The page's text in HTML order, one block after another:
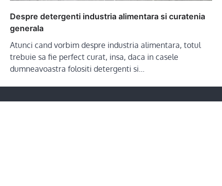
Despre detergenti industria alimentara si curatenia
generala
Atunci cand vorbim despre industria alimentara, totul
trebuie sa fie perfect curat, insa, daca in casele
dumneavoastra folositi detergenti si…